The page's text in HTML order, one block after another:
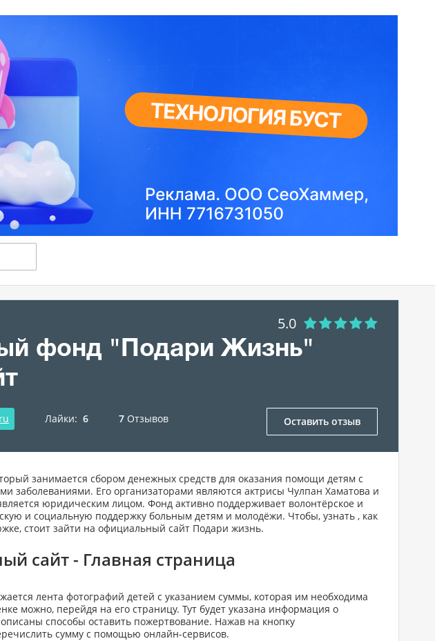
5.0
фонд "Подари Жизнь"
Лайки: 6 7 Отзывов Оставить отзыв
занимается сбором денежных средств для оказания помощи детям с
заболеваниями. Его организаторами являются актрисы Чулпан Хаматова и
юридическим лицом. Фонд активно поддерживает волонтёрское и
и социальную поддержку больным детям и молодёжи. Чтобы, узнать , как
стоит зайти на официальный сайт Подари жизнь.
сайт - Главная страница
лента фотографий детей с указанием суммы, которая им необходима
можно, перейдя на его страницу. Тут будет указана информация о
способы оставить пожертвование. Нажав на кнопку
сумму с помощью онлайн-сервисов.